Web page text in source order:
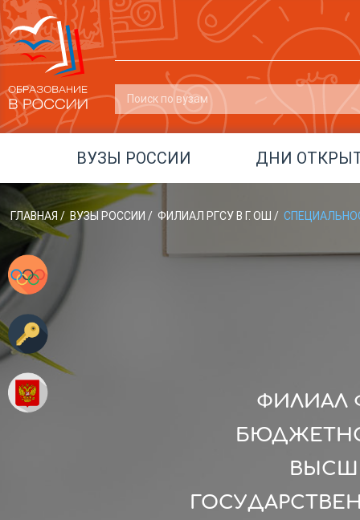
ВУЗЫ РОССИИ ДНИ
ГЛАВНАЯ / ВУЗЫ РОССИИ / ФИЛИАЛ РГСУ В Г. ОШ /
ФИЛИАЛ